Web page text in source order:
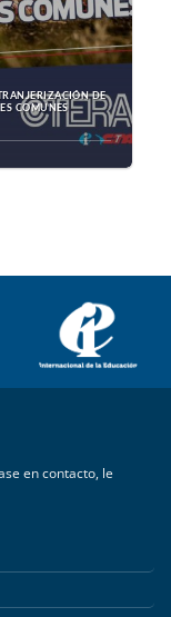
DE
COMUNES
en contacto, le